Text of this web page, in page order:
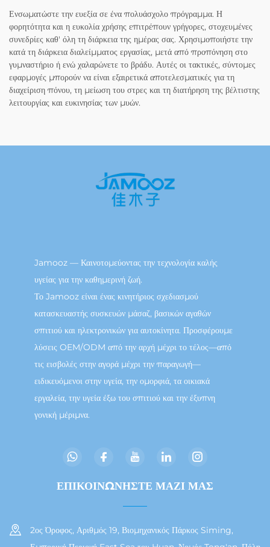
Ενσωματώστε την ευεξία σε ένα πολυάσχολο πρόγραμμα. Η
φορητότητα και η ευκολία χρήσης επιτρέπουν γρήγορες, στοχευμένες
συνεδρίες καθ' όλη τη διάρκεια της ημέρας σας. Χρησιμοποιήστε την
κατά τη διάρκεια διαλείμματος εργασίας, μετά από προπόνηση στο
γυμναστήριο ή ενώ χαλαρώνετε το βράδυ. Αυτές οι τακτικές, σύντομες
εφαρμογές μπορούν να είναι εξαιρετικά αποτελεσματικές για τη
διαχείριση πόνου, τη μείωση του στρες και τη διατήρηση της βέλτιστης
λειτουργίας και ευκινησίας των μυών.
Jamooz — Καινοτομεύοντας την τεχνολογία καλής
υγείας για την καθημερινή ζωή.
Το Jamooz είναι ένας κινητήριος σχεδιασμού
κατασκευαστής συσκευών μάσαζ, βασικών αγαθών
σπιτιού και ηλεκτρονικών για αυτοκίνητα. Προσφέρουμε
λύσεις OEM/ODM από την αρχή μέχρι το τέλος—από
τις εισβολές στην αγορά μέχρι την παραγωγή—
ειδικευόμενοι στην υγεία, την ομορφιά, τα οικιακά
εργαλεία, την υγεία έξω του σπιτιού και την έξυπνη
γονική μέριμνα.
ΕΠΙΚΟΙΝΩΝΗΣΤΕ ΜΑΖΙ ΜΑΣ
2ος Όροφος, Αριθμός 19, Βιομηχανικός Πάρκος Siming,